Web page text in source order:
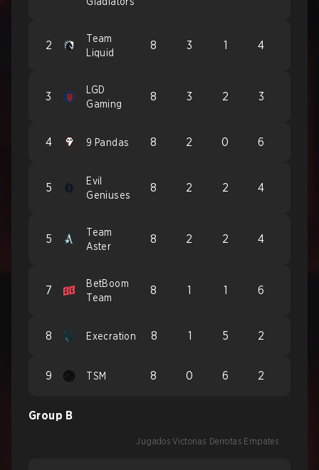
2
Team
Liquid
8 3 1 4
3
LGD
Gaming
8 3 2 3
4 9 Pandas 8 2 0 6
5
Evil
Geniuses
8 2 2 4
5
Team
Aster
8 2 2 4
7
BetBoom
Team
8 1 1 6
8 Execration 8 1 5 2
9 TSM 8 0 6 2
Group B
Jugados Victorias Derrotas Empates